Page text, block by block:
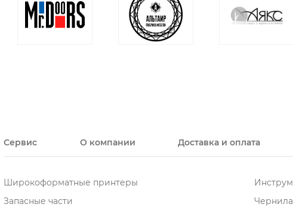
Сервис О компании Доставка и оплата
Широкоформатные принтеры
Запасные части